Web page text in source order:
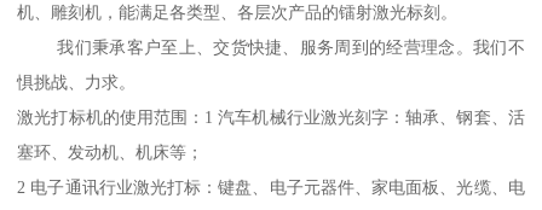
机、雕刻机，能满足各类型、各层次产品的镭射激光标刻。
我们秉承客户至上、交货快捷、服务周到的经营理念。我们不
惧挑战、力求。
激光打标机的使用范围：1 汽车机械行业激光刻字：轴承、钢套、活
塞环、发动机、机床等；
2 电子通讯行业激光打标：键盘、电子元器件、家电面板、光缆、电